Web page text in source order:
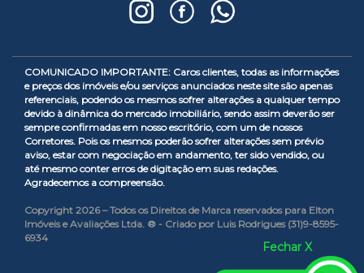
Fechar X
COMUNICADO IMPORTANTE: Caros clientes, todas as informações
e preços dos imóveis e/ou serviços anunciados neste site são apenas
referenciais, podendo os mesmos sofrer alterações a qualquer tempo
devido à dinâmica do mercado imobiliário, sendo assim deverão ser
sempre confirmadas em nosso escritório, com um de nossos
Corretores. Pois os mesmos poderão sofrer alterações sem prévio
aviso, estar com negociação em andamento, ter sido vendido, ou
até mesmo conter erros de digitação em suas redações.
Agradecemos a compreensão.
Copyright 2026 – Todos os Direitos de Marca reservados para Elton
Imóveis e Avaliações Ltda. ® - Criado por Luis Rodrigues (31)9-8595-
6934